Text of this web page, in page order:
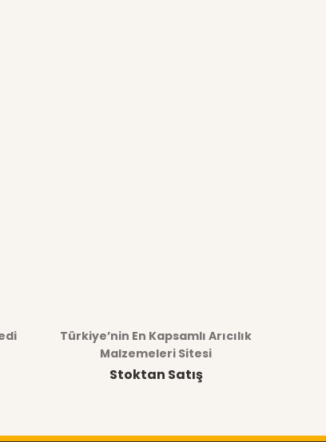
Türkiye’nin En Kapsamlı Arıcılık
Malzemeleri Sitesi
Stoktan Satış